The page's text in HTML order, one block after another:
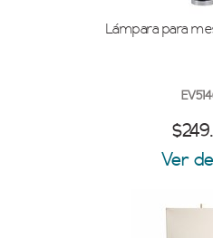
Lámpara para
Ver